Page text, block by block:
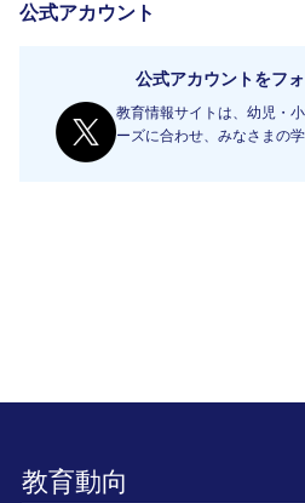
公式アカウント
公式アカウントをフ
教育情報サイトは、幼児・
ーズに合わせ、みなさまの
教育動向